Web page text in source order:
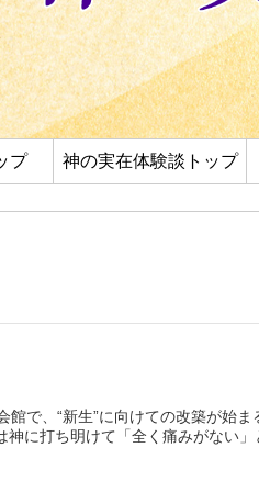
プ 神の実在体験談トップ
館で、“新生”に向けての改築が始
に打ち明けて「全く痛みがない